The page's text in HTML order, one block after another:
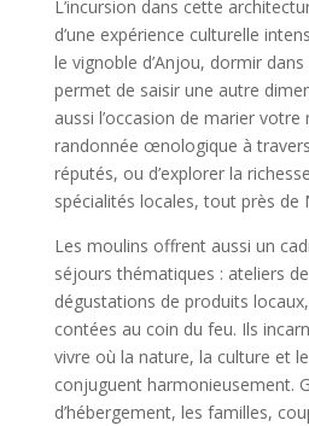
L’incursion dans cette
d’une expérience culturelle
le vignoble d’Anjou, dormir
permet de saisir une autre
aussi l’occasion de marier
randonnée œnologique à
réputés, ou d’explorer la
spécialités locales, tout près de
Les moulins offrent aussi un
séjours thématiques : ateliers
dégustations de produits
contées au coin du feu. Ils
vivre où la nature, la culture et
conjuguent harmonieusement.
d’hébergement, les familles,